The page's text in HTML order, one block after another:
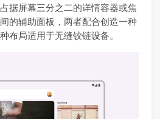
据屏幕三分之二的详情容器或焦
的辅助面板，两者配合创造一种
布局适用于无缝铰链设备。